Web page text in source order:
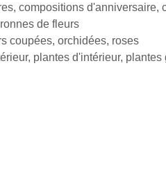
compositions
de fleurs
coupées, orchidées, roses
plantes d'intérieur, plantes